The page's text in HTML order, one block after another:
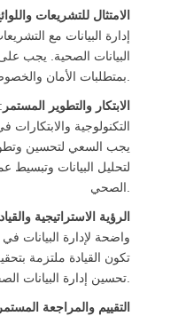
الامتثال للتشريعات
إدارة البيانات مع
البيانات الصحية. يجب
بمتطلبات الأمان والخصوصية والإبلاغ والموافقة المسبقة.
الابتكار والتطوير المستمر
التكنولوجية والابتكارات
يجب السعي لتحسين
لتحليل البيانات وتبسيط
الصحي.
الرؤية الاستراتيجية
واضحة لإدارة البيانات
تكون القيادة ملتزمة
تحسين إدارة البيانات الصحية.
التقييم والمراجعة